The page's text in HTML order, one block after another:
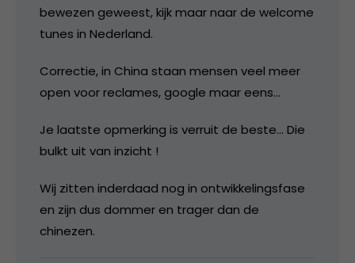
bewezen geweest, kijk maar naar de welcome
tunes in Nederland.
Correctie, in China staan mensen veel meer
open voor reclames, google maar eens…
Je laatste opmerking is verruit de beste… Die
bulkt uit van inzicht !
Wij zitten inderdaad nog in ontwikkelingsfase
en zijn dus dommer en trager dan de
chinezen.